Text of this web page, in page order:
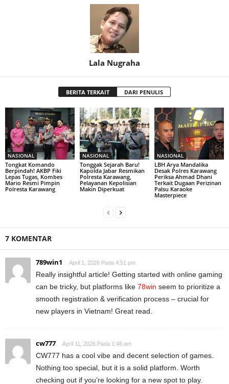
Lala Nugraha
BERITA TERKAIT DARI PENULIS
NASIONAL
Tongkat Komando
Berpindah! AKBP Fiki
Lepas Tugas, Kombes
Mario Resmi Pimpin
Polresta Karawang
NASIONAL
Tonggak Sejarah Baru!
Kapolda Jabar Resmikan
Polresta Karawang,
Pelayanan Kepolisian
Makin Diperkuat
NASIONAL
LBH Arya Mandalika
Desak Polres Karawang
Periksa Ahmad Dhani
Terkait Dugaan Perizinan
Palsu Karaoke
Masterpiece
7 KOMENTAR
789win1 April 1, 2026 Pada 4:51 pm
Really insightful article! Getting started with online gaming
can be tricky, but platforms like 78win seem to prioritize a
smooth registration & verification process – crucial for
new players in Vietnam! Great read.
cw777 April 11, 2026 Pada 1:46 am
CW777 has a cool vibe and decent selection of games.
Nothing too special, but it is a solid platform. Worth
checking out if you’re looking for a new spot to play.